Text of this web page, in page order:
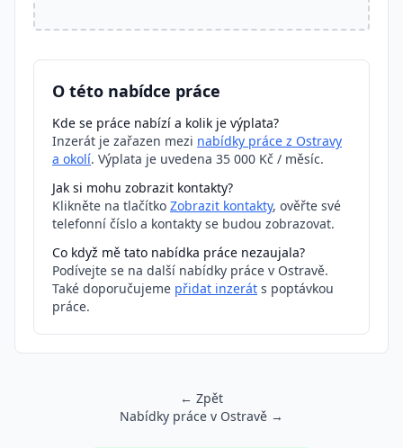
O této nabídce práce
Kde se práce nabízí a kolik je výplata?
Inzerát je zařazen mezi nabídky práce z Ostravy
a okolí. Výplata je uvedena 35 000 Kč / měsíc.
Jak si mohu zobrazit kontakty?
Klikněte na tlačítko Zobrazit kontakty, ověřte své
telefonní číslo a kontakty se budou zobrazovat.
Co když mě tato nabídka práce nezaujala?
Podívejte se na další nabídky práce v Ostravě.
Také doporučujeme přidat inzerát s poptávkou
práce.
← Zpět
Nabídky práce v Ostravě →